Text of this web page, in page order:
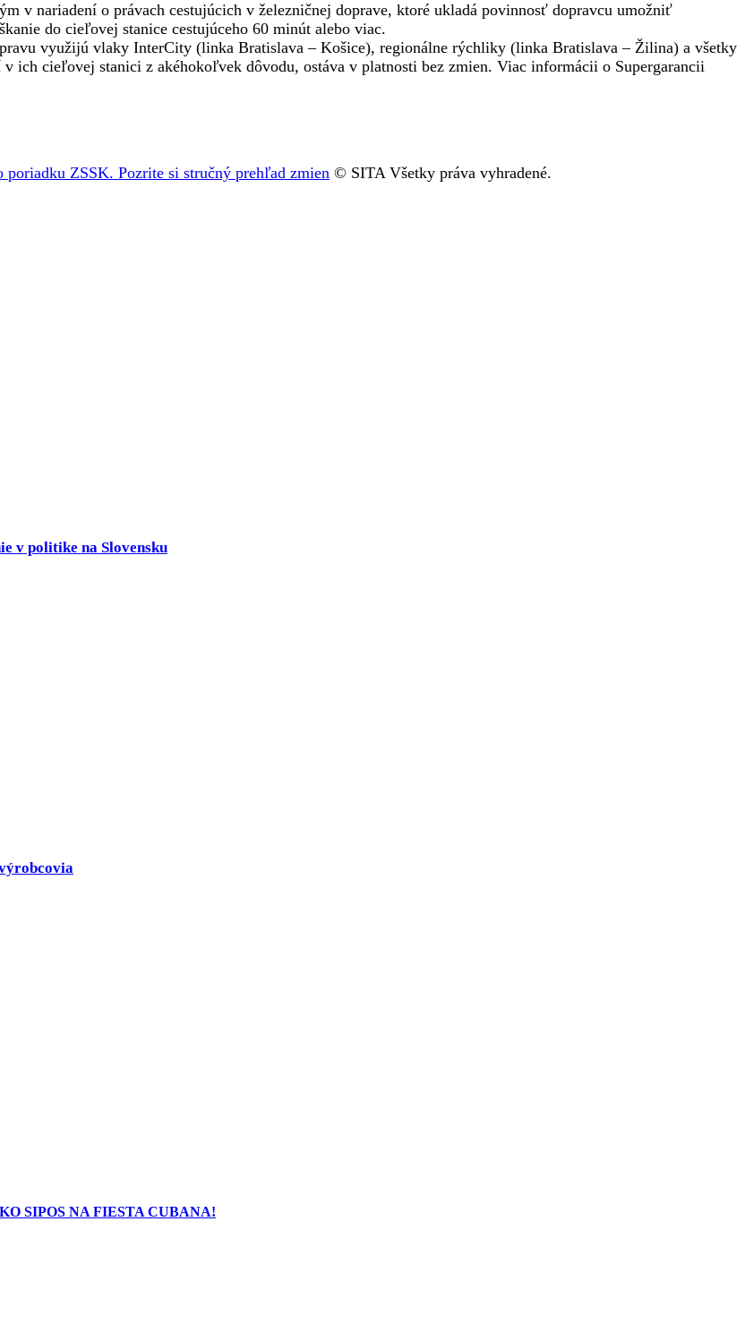
v nariadení o právach cestujúcich v železničnej doprave, ktoré ukladá povinnosť dopravcu umožniť
do cieľovej stanice cestujúceho 60 minút alebo viac.
využijú vlaky InterCity (linka Bratislava – Košice), regionálne rýchliky (linka Bratislava – Žilina) a všetky
ich cieľovej stanici z akéhokoľvek dôvodu, ostáva v platnosti bez zmien. Viac informácii o Supergarancii
poriadku ZSSK. Pozrite si stručný prehľad zmien © SITA Všetky práva vyhradené.
v politike na Slovensku
SIPOS NA FIESTA CUBANA!